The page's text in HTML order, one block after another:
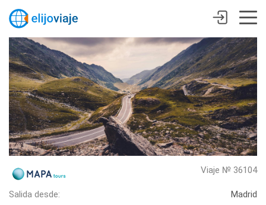
Viaje № 36104
Salida desde:
Madrid